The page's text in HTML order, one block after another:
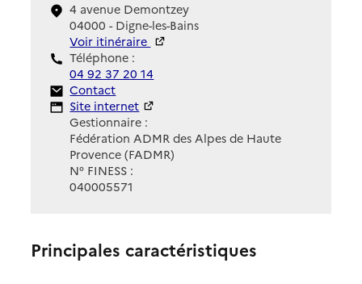
4 avenue Demontzey
04000 - Digne-les-Bains
Voir itinéraire
Téléphone :
04 92 37 20 14
Contact
Contact
Site Internet
Site internet
Gestionnaire :
Fédération ADMR des Alpes de Haute
Provence (FADMR)
N° FINESS :
040005571
Principales caractéristiques